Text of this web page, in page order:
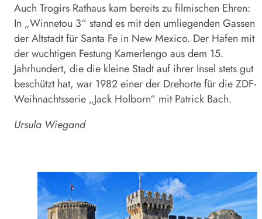
Auch Trogirs Rathaus kam bereits zu filmischen Ehren:
In „Winnetou 3“ stand es mit den umliegenden Gassen
der Altstadt für Santa Fe in New Mexico. Der Hafen mit
der wuchtigen Festung Kamerlengo aus dem 15.
Jahrhundert, die die kleine Stadt auf ihrer Insel stets gut
beschützt hat, war 1982 einer der Dreh­orte für die ZDF-
Weihnachtsserie „Jack Holborn“ mit Patrick Bach.
Ursula Wiegand